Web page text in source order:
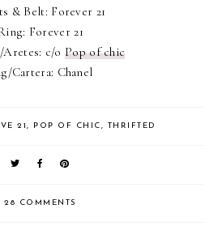
& Belt: Forever 21
Forever 21
Aretes: c/o Pop of chic
Cartera: Chanel
21, POP OF CHIC, THRIFTED
28 COMMENTS